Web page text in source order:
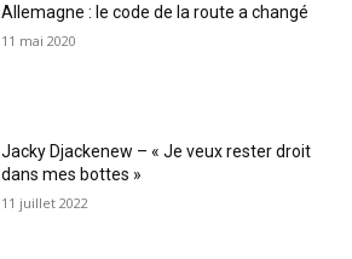
Allemagne : le code de la route a changé
11 mai 2020
Jacky Djackenew – « Je veux rester droit
dans mes bottes »
11 juillet 2022